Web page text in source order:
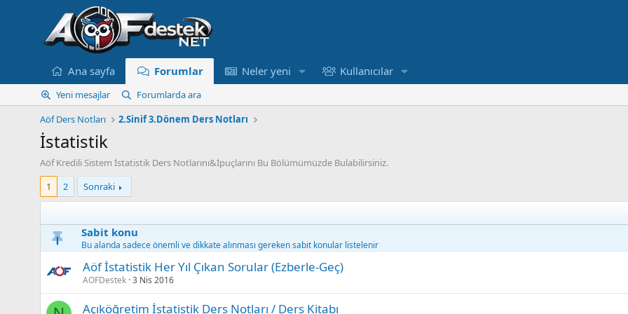
Ana sayfa Forumlar Neler yeni Kullanıcılar
Yeni mesajlar
Forumlarda ara
Aöf Ders Notları
2.Sinif 3.Dönem Ders Notları
İstatistik
Aöf Kredili Sistem İstatistik Ders Notlarını&İpuçlarını Bu Bölümümüzde Bulabilirsiniz.
1
2 Sonraki
Sabit konu
Bu alanda sadece önemli ve dikkate alınması gereken sabit konular listelenir
Aöf İstatistik Her Yıl Çıkan Sorular (Ezberle-Geç)
AOFDestek 3 Nis 2016
Açıköğretim İstatistik Ders Notları / Ders Kitabı